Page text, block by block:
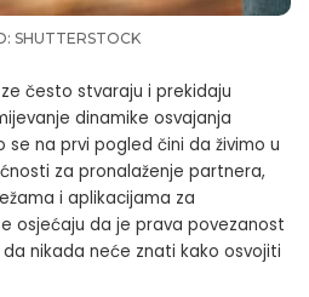
SHUTTERSTOCK
često stvaraju i prekidaju
dinamike osvajanja
se na prvi pogled čini da živimo u
za pronalaženje partnera,
i aplikacijama za
osjećaju da je prava povezanost
nikada neće znati kako osvojiti